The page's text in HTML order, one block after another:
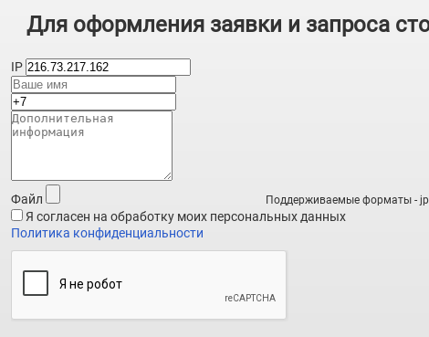
Для оформления заявки и запроса
IP
Файл Поддерживаемые форматы -
Я согласен на обработку моих персональных данных
Политика конфиденциальности